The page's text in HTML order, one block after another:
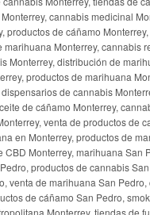
cannabis medicinal
productos de cáñamo
marihuana Monterrey, cannabis
Monterrey, distribución de
productos de marihuana
de cannabis
de cáñamo Monterrey,
venta de productos de
en Monterrey, productos de
CBD Monterrey, marihuana San
productos de cannabis
venta de marihuana San
de cáñamo San Pedro,
Monterrey, tiendas de